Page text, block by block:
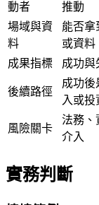
動者
推動
場域與資
料
能否拿
或資料
成果指標 成功與
後續路徑
成功後
入或投
風險關卡
法務、
介入
實務判斷